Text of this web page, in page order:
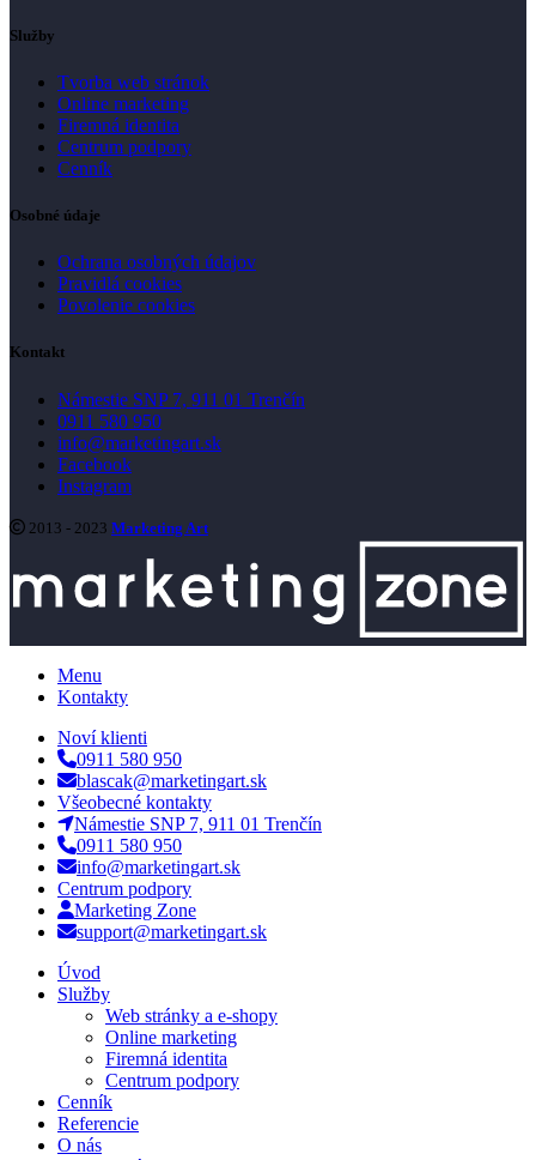
Služby
Tvorba web stránok
Online marketing
Firemná identita
Centrum podpory
Cenník
Osobné údaje
Ochrana osobných údajov
Pravidlá cookies
Povolenie cookies
Kontakt
Námestie SNP 7, 911 01 Trenčín
0911 580 950
info@marketingart.sk
Facebook
Instagram
2013 - 2023 Marketing Art
Menu
Kontakty
Noví klienti
0911 580 950
blascak@marketingart.sk
Všeobecné kontakty
Námestie SNP 7, 911 01 Trenčín
0911 580 950
info@marketingart.sk
Centrum podpory
Marketing Zone
support@marketingart.sk
Úvod
Služby
Web stránky a e-shopy
Online marketing
Firemná identita
Centrum podpory
Cenník
Referencie
O nás